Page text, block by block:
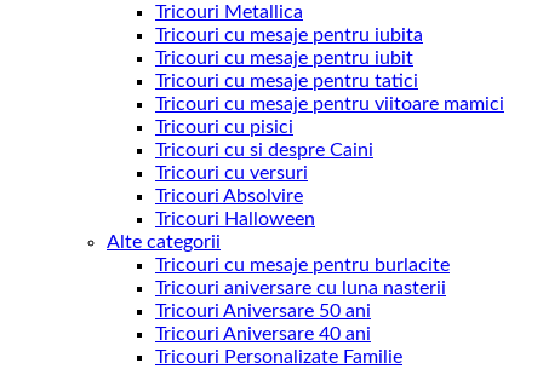
Tricouri Metallica
Tricouri cu mesaje pentru iubita
Tricouri cu mesaje pentru iubit
Tricouri cu mesaje pentru tatici
Tricouri cu mesaje pentru viitoare mamici
Tricouri cu pisici
Tricouri cu si despre Caini
Tricouri cu versuri
Tricouri Absolvire
Tricouri Halloween
Alte categorii
Tricouri cu mesaje pentru burlacite
Tricouri aniversare cu luna nasterii
Tricouri Aniversare 50 ani
Tricouri Aniversare 40 ani
Tricouri Personalizate Familie